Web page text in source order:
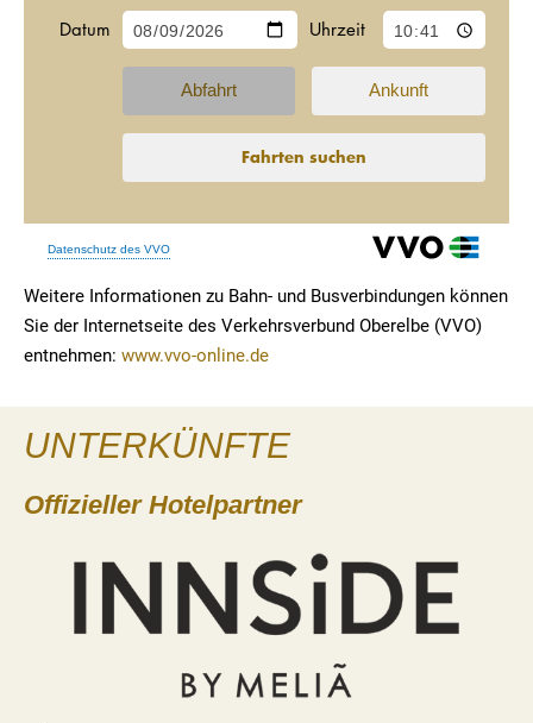
Weitere Informationen zu Bahn- und Busverbindungen können
Sie der Internetseite des Verkehrsverbund Oberelbe (VVO)
entnehmen: www.vvo-online.de
UNTERKÜNFTE
Offizieller Hotelpartner